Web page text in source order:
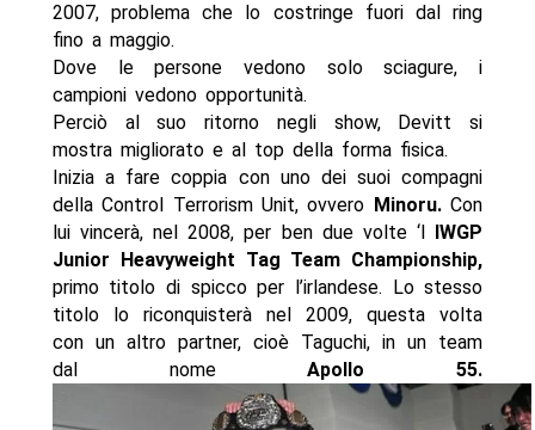
2007, problema che lo costringe fuori dal ring
fino a maggio.
Dove le persone vedono solo sciagure, i
campioni vedono opportunità.
Perciò al suo ritorno negli show, Devitt si
mostra migliorato e al top della forma fisica.
Inizia a fare coppia con uno dei suoi compagni
della Control Terrorism Unit, ovvero Minoru.Con
lui vincerà, nel 2008, per ben due volte ‘l
IWGP
Junior Heavyweight Tag Team Championship,
primo titolo di spicco per l’irlandese. Lo stesso
titolo lo riconquisterà nel 2009, questa volta
con un altro partner, cioè Taguchi, in un team
dal nomeApollo 55.